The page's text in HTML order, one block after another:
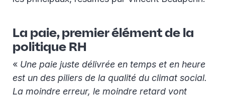
La paie, premier élément de la
politique RH
« Une paie juste délivrée en temps et en heure
est un des piliers de la qualité du climat social.
La moindre erreur, le moindre retard vont